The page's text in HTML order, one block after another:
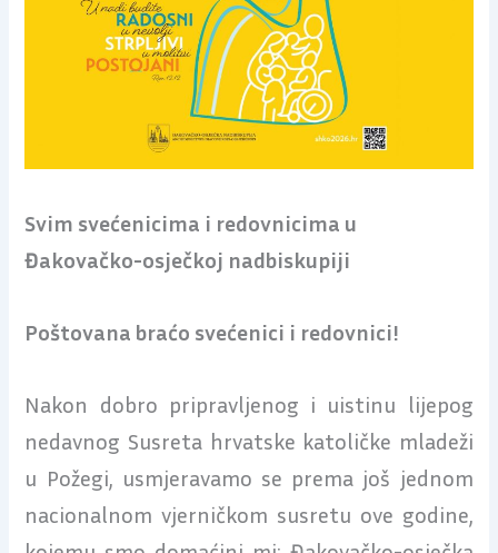
Svim svećenicima i redovnicima u
Đakovačko-osječkoj nadbiskupiji
Poštovana braćo svećenici i redovnici!
Nakon dobro pripravljenog i uistinu lijepog
nedavnog Susreta hrvatske katoličke mladeži
u Požegi, usmjeravamo se prema još jednom
nacionalnom vjerničkom susretu ove godine,